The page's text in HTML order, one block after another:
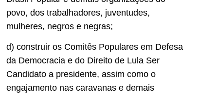
povo, dos trabalhadores, juventudes,
mulheres, negros e negras;
d) construir os Comitês Populares em Defesa
da Democracia e do Direito de Lula Ser
Candidato a presidente, assim como o
engajamento nas caravanas e demais